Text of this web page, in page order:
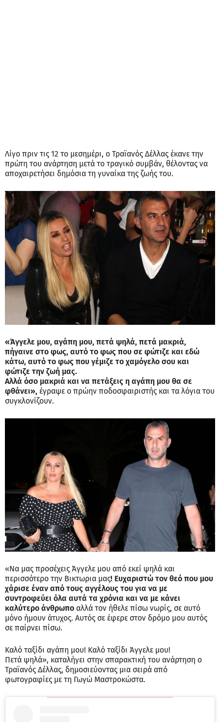
Λίγο πριν τις 12 το μεσημέρι, ο Τραϊανός Δέλλας έκανε την
πρώτη του ανάρτηση μετά το τραγικό συμβάν, θέλοντας να
αποχαιρετήσει δημόσια τη γυναίκα της ζωής του.
«Άγγελε μου, αγάπη μου, πετά ψηλά, πετά μακριά,
πήγαινε στο φως, αυτό το φως που σε φώτιζε και εδώ
κάτω, αυτό το φως που γέμιζε το χαμόγελο σου και
φώτιζε την ζωή μας.
Αλλά όσο μακριά και να πετάξεις η αγάπη μου θα σε
φθάνει», έγραψε ο πρώην ποδοσφαιριστής και τα λόγια του
συγκλονίζουν.
«Να μας προσέχεις Άγγελε μου από εκεί ψηλά και
περισσότερο την Βικτωρια μας! Ευχαριστώ τον θεό που μου
χάρισε έναν από τους αγγέλους του για να με
συντροφεύει όλα αυτά τα χρόνια και να με κάνει
καλύτερο άνθρωπο αλλά τον ήθελε πίσω νωρίς, σε αυτό
μόνο ήμουν άτυχος. Αυτός σε έφερε στον δρόμο μου αυτός
σε παίρνει πίσω.
Καλό ταξίδι αγάπη μου! Καλό ταξίδι Άγγελε μου!
Πετά ψηλά», καταλήγει στην σπαρακτική του ανάρτηση ο
Τραϊανός Δέλλας, δημοσιεύοντας μια σειρά από
φωτογραφίες με τη Γωγώ Μαστροκώστα.